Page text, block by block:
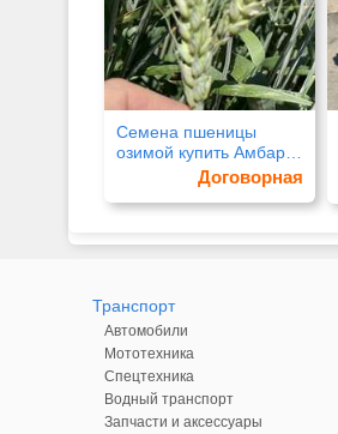
Семена пшеницы
озимой купить Амбар
Аскет Аюта Вольница
Договорная
Транспорт
Автомобили
Мототехника
Спецтехника
Водный транспорт
Запчасти и аксессуары